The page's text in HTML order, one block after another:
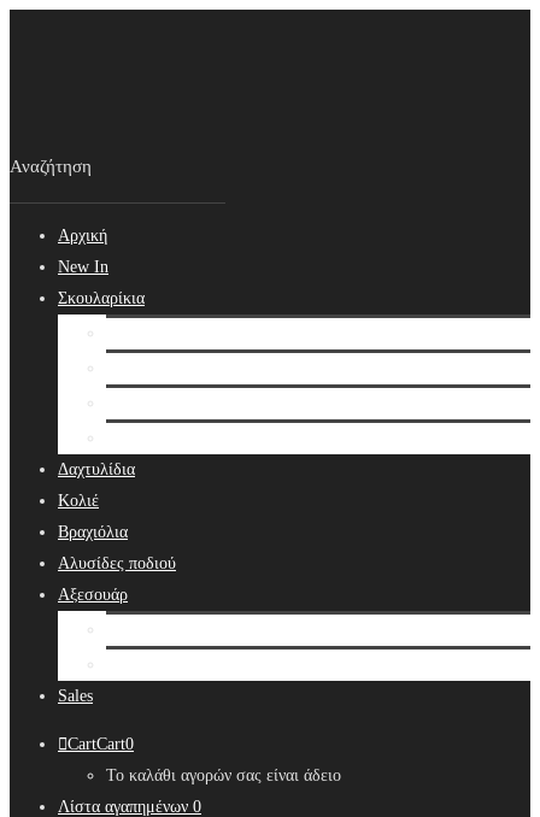
Αρχική
New In
Σκουλαρίκια
Δαχτυλίδια
Κολιέ
Βραχιόλια
Αλυσίδες ποδιού
Αξεσουάρ
Sales
CartCart0
Το καλάθι αγορών σας είναι άδειο
Λίστα αγαπημένων 0